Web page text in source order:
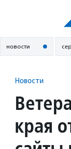
новости
Новости
края